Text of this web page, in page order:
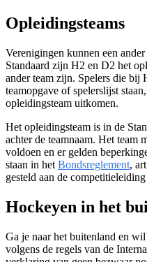
Opleidingsteams
Verenigingen kunnen een
Standaard zijn H2 en D2 het
ander team zijn. Spelers die
teamopgave of spelerslijst
opleidingsteam uitkomen.
Het opleidingsteam is in de
achter de teamnaam. Het team
voldoen en er gelden
staan in het Bondsreglement,
gesteld aan de
Hockeyen in het
Ga je naar het buitenland en
volgens de regels van de